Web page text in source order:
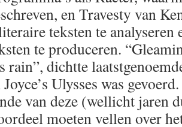
en Travesty van
teksten te analyseren
te produceren.
rain”, dichtte
Ulysses was gevoerd.
van deze (wellicht jaren
moeten vellen over